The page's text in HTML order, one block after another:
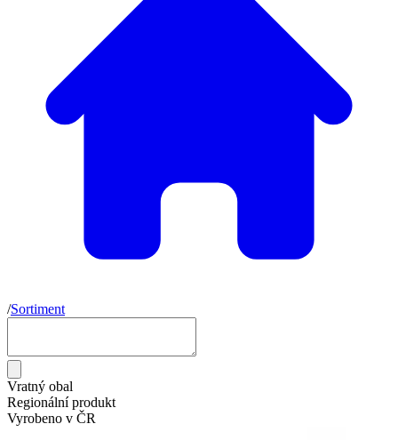
/Sortiment
Vratný obal
Regionální produkt
Vyrobeno v ČR